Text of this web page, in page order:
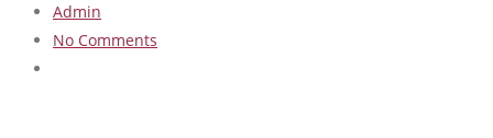
Admin
No Comments